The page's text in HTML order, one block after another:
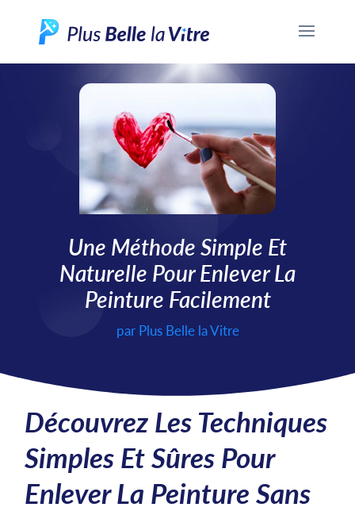
Une Méthode Simple Et
Naturelle Pour Enlever La
Peinture Facilement
par Plus Belle la Vitre
Découvrez Les Techniques
Simples Et Sûres Pour
Enlever La Peinture Sans